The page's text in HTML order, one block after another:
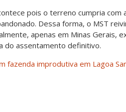
pois o terreno cumpria com
Dessa forma, o MST
apenas em Minas Gerais,
do assentamento definitivo.
fazenda improdutiva em Lagoa